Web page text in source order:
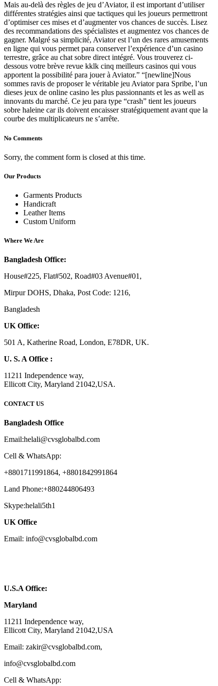
Mais au-delà des règles de jeu d’Aviator, il est important d’utiliser
différentes stratégies ainsi que tactiques qui les joueurs permettront
d’optimiser ces mises et d’augmenter vos chances de succès. Lisez
des recommandations des spécialistes et augmentez vos chances de
gagner. Malgré sa simplicité, Aviator est l’un des rares amusements
en ligne qui vous permet para conserver l’expérience d’un casino
terrestre, grâce au chat sobre direct intégré. Vous trouverez ci-
dessous votre brève revue kklk cinq meilleurs casinos qui vous
apportent la possibilité para jouer à Aviator.” “[newline]Nous
sommes ravis de proposer le véritable jeu Aviator para Spribe, l’un
dieses jeux de online casino les plus passionnants et les as well as
innovants du marché. Ce jeu para type “crash” tient les joueurs
sobre haleine car ils doivent encaisser stratégiquement avant que la
courbe des multiplicateurs ne s’arrête.
No Comments
Sorry, the comment form is closed at this time.
Our Products
Garments Products
Handicraft
Leather Items
Custom Uniform
Where We Are
Bangladesh Office:
House#225, Flat#502, Road#03 Avenue#01,
Mirpur DOHS, Dhaka, Post Code: 1216,
Bangladesh
UK Office:
501 A, Katherine Road, London, E78DR, UK.
U. S. A Office :
11211 Independence way,
Ellicott City, Maryland 21042,USA.
CONTACT US
Bangladesh Office
Email:helali@cvsglobalbd.com
Cell & WhatsApp:
+8801711991864, +8801842991864
Land Phone:+880244806493
Skype:helali5th1
UK Office
Email: info@cvsglobalbd.com
U.S.A Office:
Maryland
11211 Independence way,
Ellicott City, Maryland 21042,USA
Email: zakir@cvsglobalbd.com,
info@cvsglobalbd.com
Cell & WhatsApp: